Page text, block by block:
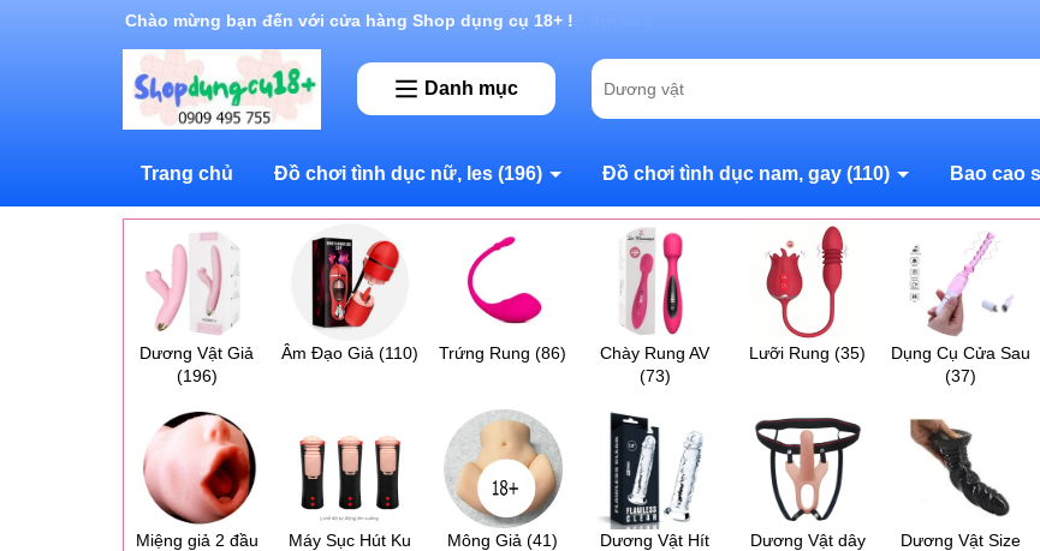
Rất nhiều ưu đãi và chương trình khuyến mãi đang chờ đợi bạn
Danh mục
Trang chủ Đồ chơi tình dục nữ, les (196) Đồ chơi tình dục nam, gay (110) Bao cao
Dương Vật Giả
(196)
Âm Đạo Giả (110) Trứng Rung (86)
Chày Rung AV
(73)
Lưỡi Rung (35)
Dụng Cụ Cửa Sau
(37)
Miệng giả 2 đầu
Máy Sục Hút Ku
Mông Giả (41)
Dương Vật Hít
Dương Vật dây
Dương Vật Size